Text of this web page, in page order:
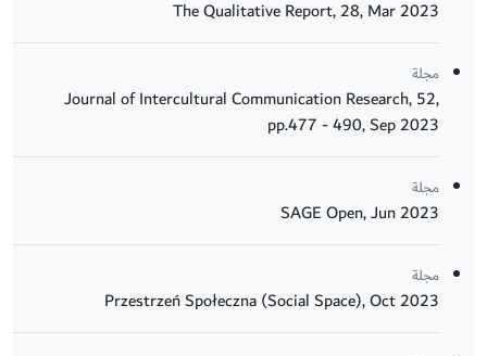
The Qualitative Report, 28, Mar 2023
مجلة
Journal of Intercultural Communication Research, 52,
pp.477 - 490, Sep 2023
مجلة
SAGE Open, Jun 2023
مجلة
Przestrzeń Społeczna (Social Space), Oct 2023